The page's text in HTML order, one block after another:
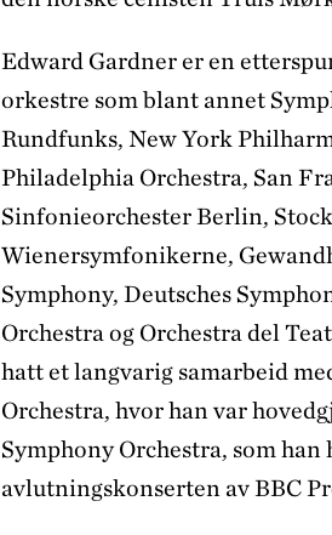
Edward Gardner er en
orkestre som blant annet
Rundfunks, New York
Philadelphia Orchestra, San
Sinfonieorchester Berlin,
Wienersymfonikerne,
Symphony, Deutsches
Orchestra og Orchestra del
hatt et langvarig samarbeid
Orchestra, hvor han var
Symphony Orchestra, som
avlutningskonserten av BBC